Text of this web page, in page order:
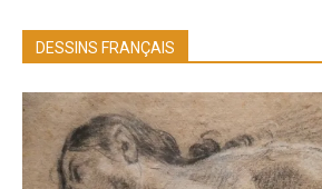
DESSINS FRANÇAIS